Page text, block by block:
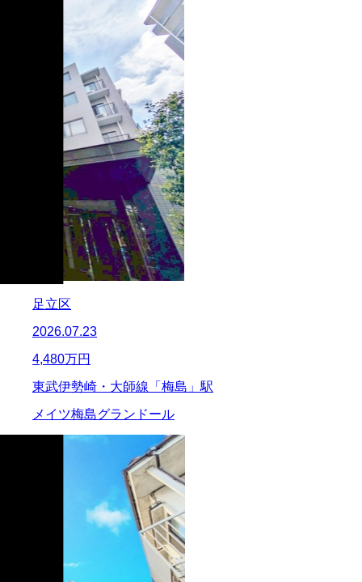
足立区
2026.07.23
4,480万円
東武伊勢崎・大師線「梅島」駅
メイツ梅島グランドール